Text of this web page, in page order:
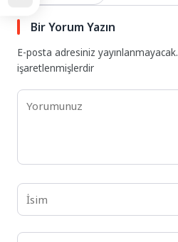
Bir Yorum Yazın
E-posta adresiniz yayınlanmayacak.
işaretlenmişlerdir